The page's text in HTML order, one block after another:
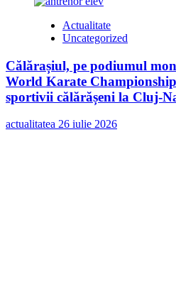
Actualitate
Uncategorized
Călărașiul, pe podiumul
World Karate
sportivii călărășeni la Cluj-
actualitatea 26 iulie 2026